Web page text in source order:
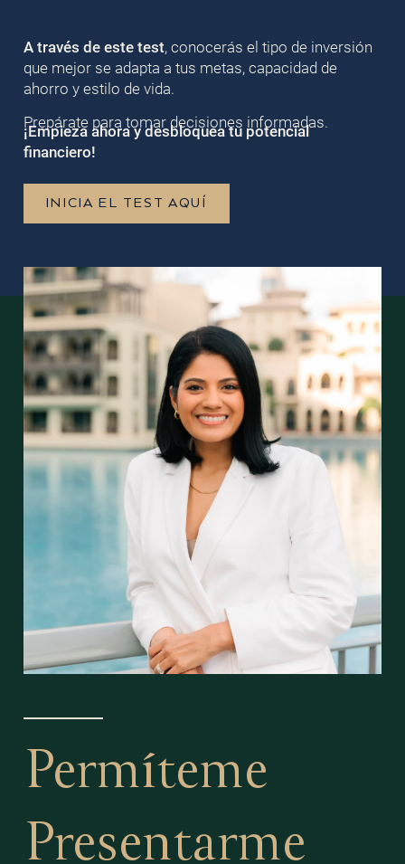
A través de este test, conocerás el tipo de inversión
que mejor se adapta a tus metas, capacidad de
ahorro y estilo de vida.
Prepárate para tomar decisiones informadas.
¡Empieza ahora y desbloquea tu potencial
financiero!
INICIA EL TEST AQUÍ
Permíteme
Presentarme